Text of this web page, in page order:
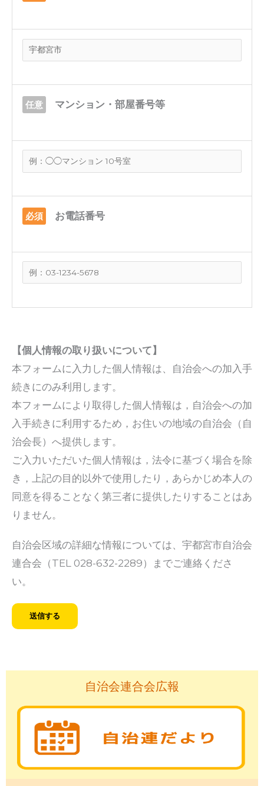
任意 マンション・部屋番号等
必須 お電話番号
【個人情報の取り扱いについて】
本フォームに入力した個人情報は、自治会への加入手
続きにのみ利用します。
本フォームにより取得した個人情報は，自治会への加
入手続きに利用するため，お住いの地域の自治会（自
治会長）へ提供します。
ご入力いただいた個人情報は，法令に基づく場合を除
き，上記の目的以外で使用したり，あらかじめ本人の
同意を得ることなく第三者に提供したりすることはあ
りません。
自治会区域の詳細な情報については、宇都宮市自治会
連合会（TEL 028-632-2289）までご連絡くださ
い。
自治会連合会広報